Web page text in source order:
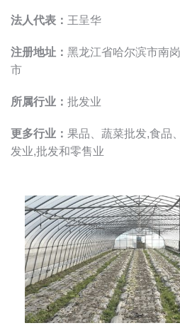
法人代表： 王呈华
注册地址： 黑龙江省哈尔滨市南
市
所属行业： 批发业
更多行业： 果品、蔬菜批发,食品
发业,批发和零售业